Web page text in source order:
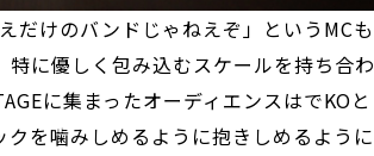
だけのバンドじゃねえぞ」というMCも
に優しく包み込むスケールを持ち合わ
に集まったオーディエンスはでKOと
を噛みしめるように抱きしめるように